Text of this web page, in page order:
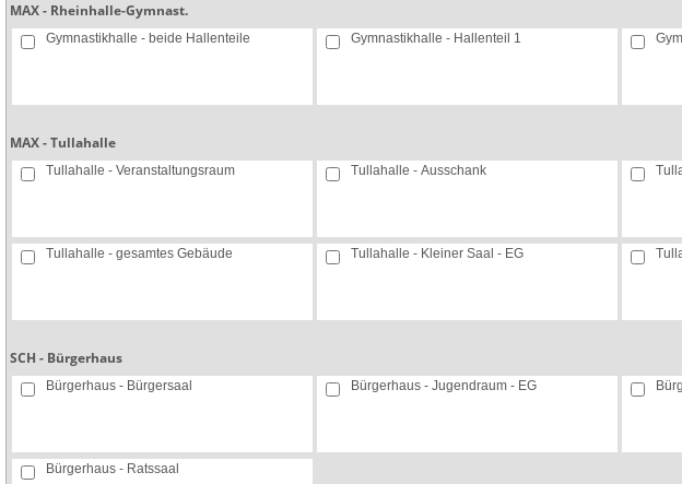
MAX - Rheinhalle-Gymnast.
Gymnastikhalle - beide Hallenteile Gymnastikhalle - Hallenteil 1
MAX - Tullahalle
Tullahalle - Veranstaltungsraum Tullahalle - Ausschank
Tullahalle - gesamtes Gebäude Tullahalle - Kleiner Saal - EG
SCH - Bürgerhaus
Bürgerhaus - Bürgersaal Bürgerhaus - Jugendraum - EG
Bürgerhaus - Ratssaal